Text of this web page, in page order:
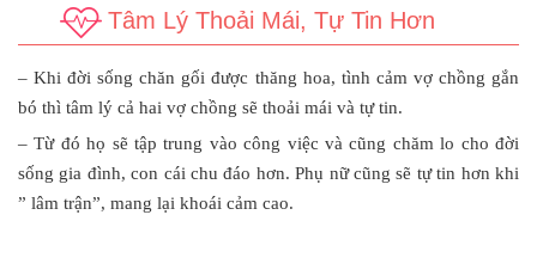
Tâm Lý Thoải Mái, Tự Tin Hơn
– Khi đời sống chăn gối được thăng hoa, tình cảm vợ chồng gắn
bó thì tâm lý cả hai vợ chồng sẽ thoải mái và tự tin.
– Từ đó họ sẽ tập trung vào công việc và cũng chăm lo cho đời
sống gia đình, con cái chu đáo hơn. Phụ nữ cũng sẽ tự tin hơn khi
” lâm trận”, mang lại khoái cảm cao.